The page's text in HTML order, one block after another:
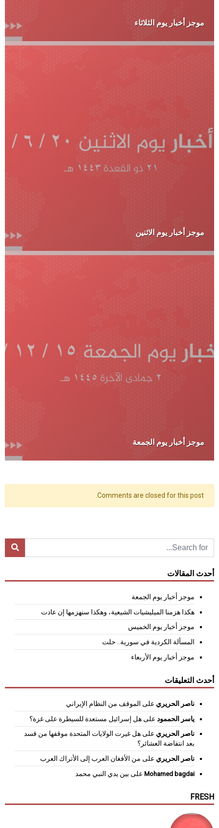
موجز أخبار يوم الثلاثاء
موجز أخبار يوم الاثنين
موجز أخبار يوم الجمعة
Comments are closed for this post.
أحدث المقالات
موجز أخبار يوم الجمعة
هكذا هزمنا الميليشيات الشيعية، وهكذا سنهزمها إن عادت
موجز أخبار يوم الخميس
المسألة الكردية في سورية.. حلت
موجز أخبار يوم الأربعاء
أحدث التعليقات
ناصر الحريري على الموقف من النظام الإيراني
ياسر الحممود على هل إسرائيل مستعدة للسيطرة على غزة؟
ناصر الحريري على هل غيرت الولايات المتحدة موقفها من قسد
بعد انتفاضة العشائر؟
ناصر الحريري على من الأفغان العرب إلى الأتراك العرب
Mohamed bagdai على بين يدي النبي محمد
FRESH